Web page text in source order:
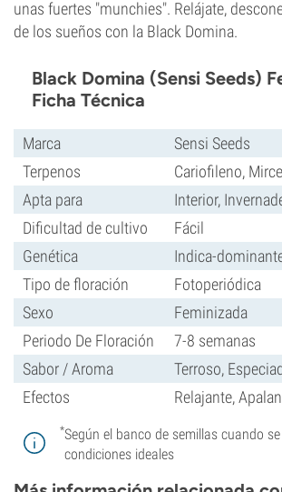
unas fuertes "munchies". Relájate,
de los sueños con la Black Domina.
Black Domina (Sensi Seeds)
Ficha Técnica
Marca
Sensi Seeds
Terpenos
Cariofileno,
Apta para
Interior,
Dificultad de cultivo
Fácil
Genética
Indica-
Tipo de floración
Fotoperiódica
Sexo
Feminizada
Periodo De Floración
7-8 semanas
Sabor / Aroma
Terroso,
Efectos
Relajante,
*Según el banco de semillas cuando
condiciones ideales